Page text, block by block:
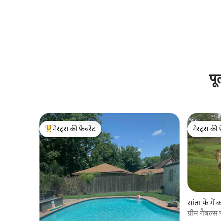
गेस्ट्स का टॉप फ़ेवरेट
गेस्ट्स की फ़ेवरेट
गेस्ट्स की
गेस्ट्स की
सांता फे में
ग्रीन गैबल्स